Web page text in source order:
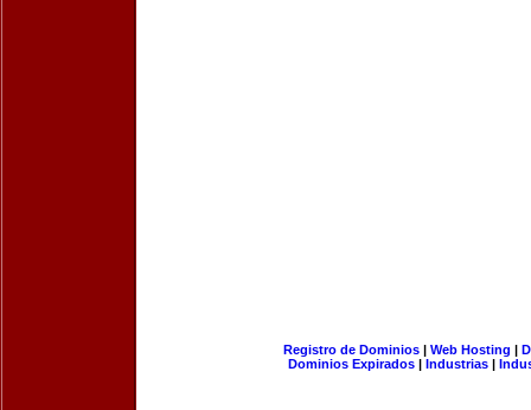
Registro de Dominios| Web Hosting |
Dominios Expirados | Industrias |